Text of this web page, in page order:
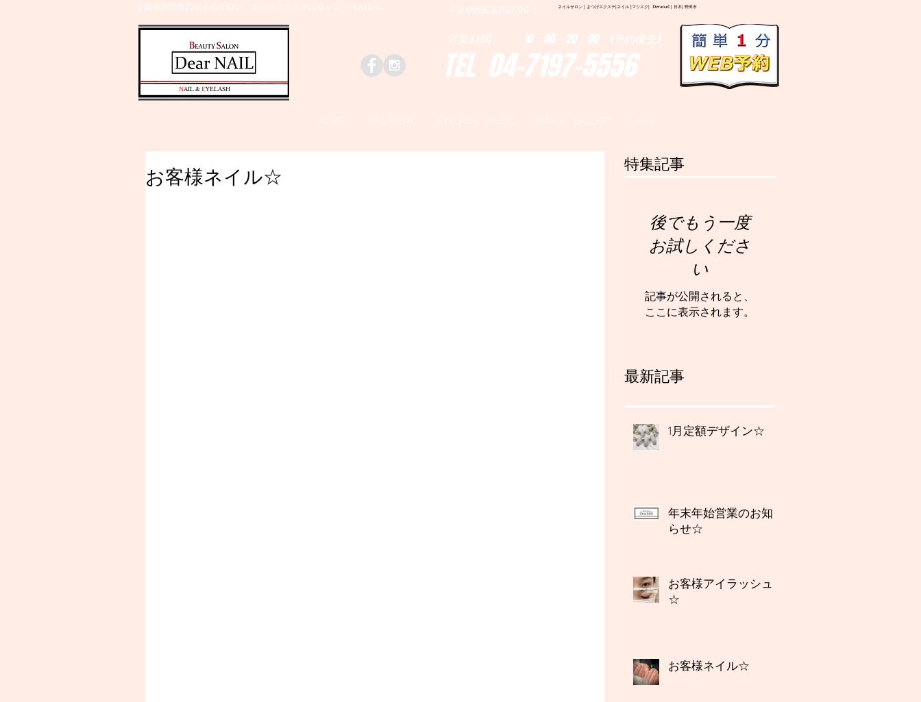
千葉県野田市のネイルサロン、まつげエクステはＤｅａｒＮAILへ ネイルサロン | まつげエクステ|ネイル |マツエク| Deranail | 日本| 野田市
千葉県野田市野田790-1
​NAIL & EYELASH
TEL 04-7197-5556
営業時間 10：00～20：00 (予約優先)
お客様ネイル☆
特集記事
後でもう一度
お試しくださ
い
記事が公開されると、
ここに表示されます。
最新記事
1月定額デザイン☆
年末年始営業のお知
らせ☆
お客様アイラッシュ
☆
お客様ネイル☆